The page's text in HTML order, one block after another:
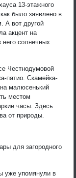
13-этажного
было заявлено в
А вот другой
акцент на
солнечных
Честнодумовой
патио. Скамейка-
малюсенький
местом
часы. Здесь
от природы.
для загородного
уже упомянули в